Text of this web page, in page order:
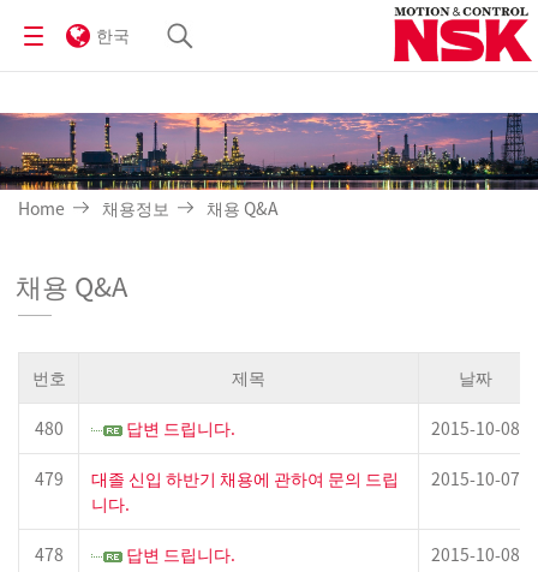
한국
Home 채용정보 채용 Q&A
채용 Q&A
번호 제목 날짜
480 답변 드립니다. 2015-10-08
479
대졸 신입 하반기 채용에 관하여 문의 드립
니다.
2015-10-07
478 답변 드립니다. 2015-10-08